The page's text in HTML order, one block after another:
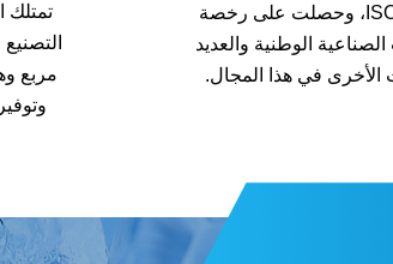
الجودة ISO9001، وحصلت على رخصة
الصناعية الوطنية والعديد
الأخرى في هذا المجال.
تمتلك
مربع